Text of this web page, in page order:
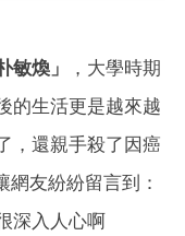
敏煥」
，大學時期
的生活更是越來越
，還親手殺了因癌
友紛紛留言到：
深入人心啊